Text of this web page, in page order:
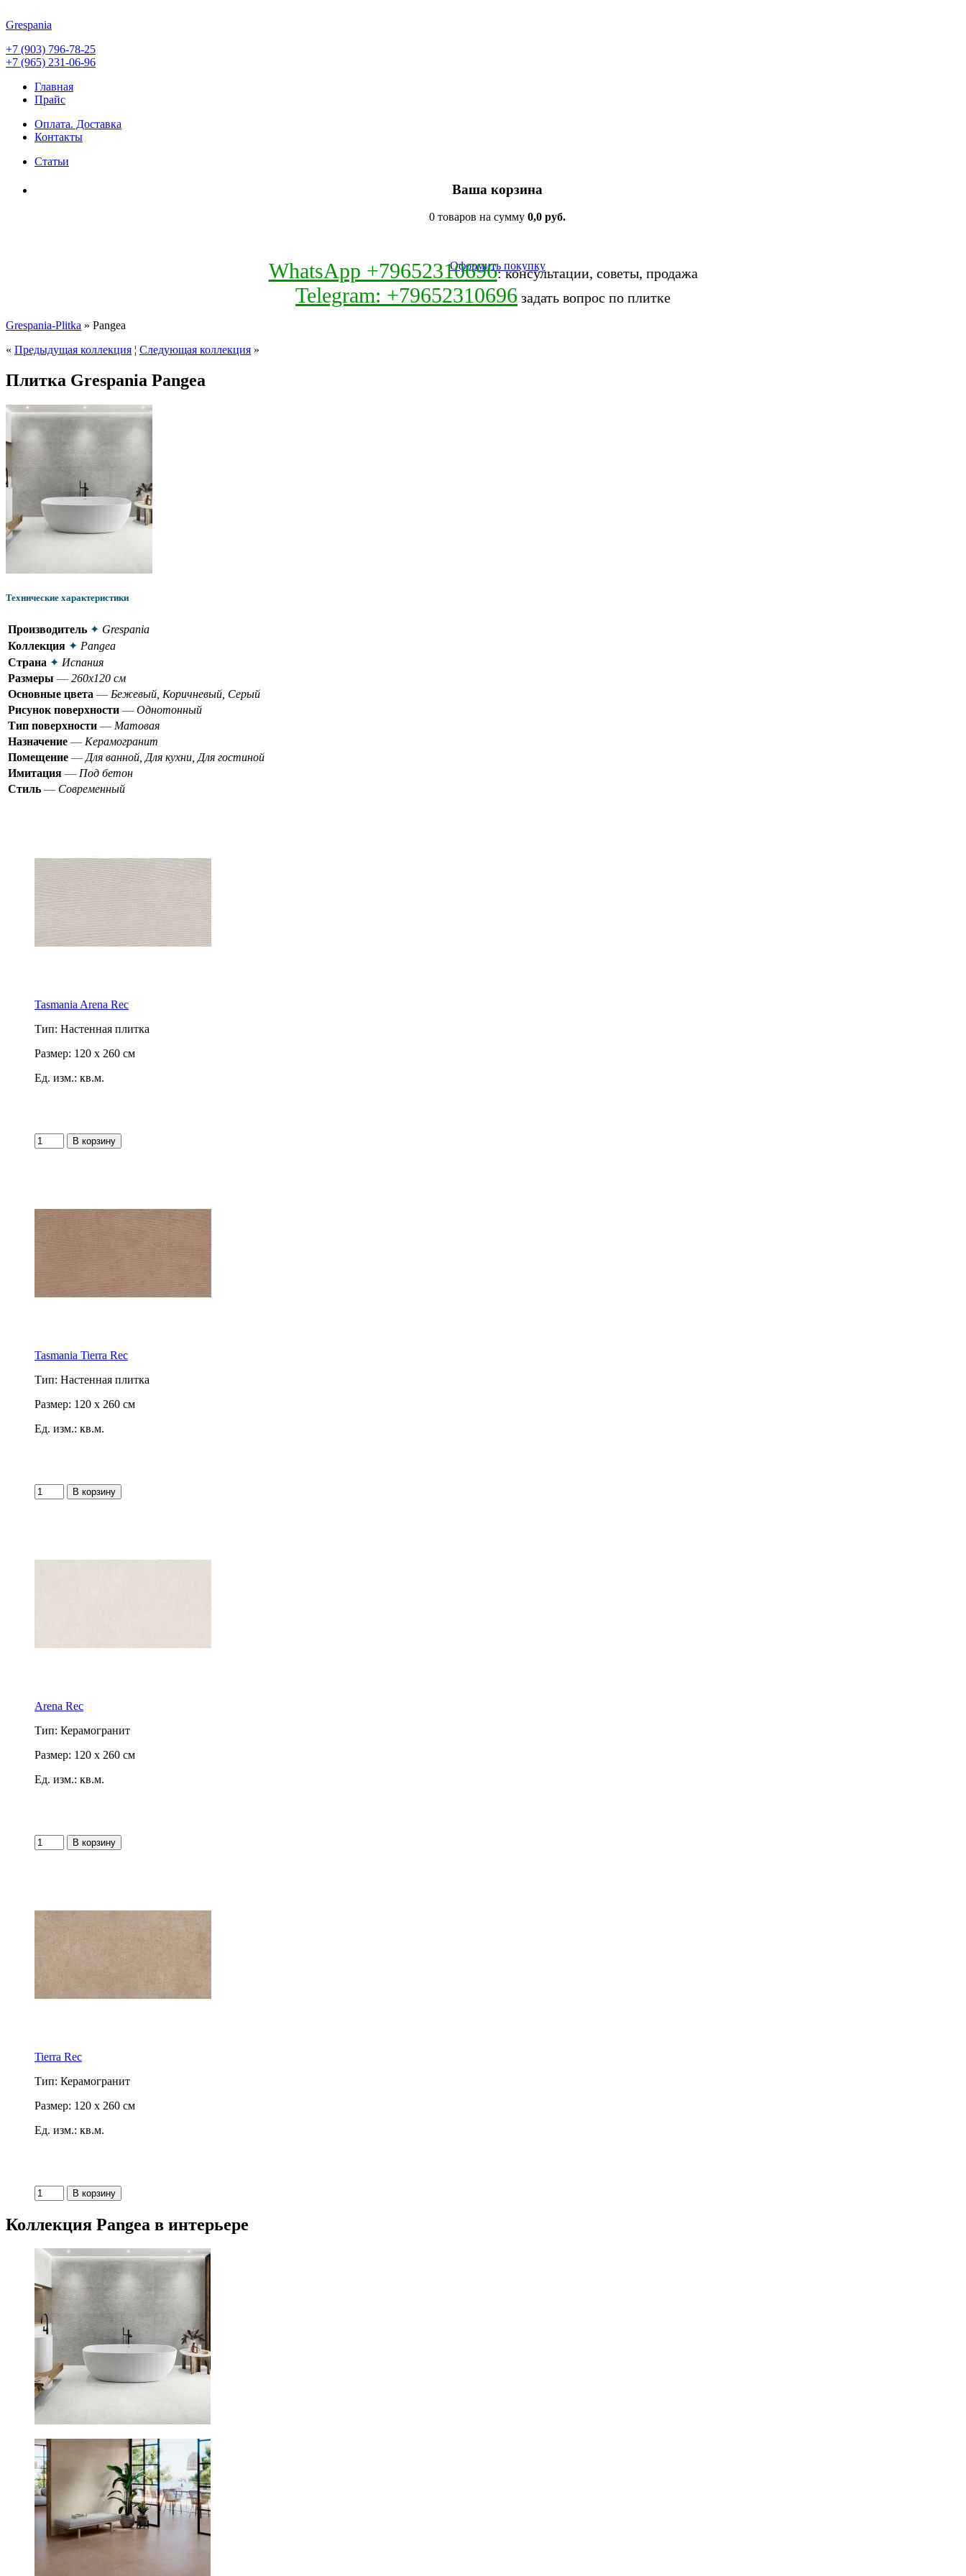
Grespania
+7 (903) 796-78-25
+7 (965) 231-06-96
Главная
Прайс
Оплата. Доставка
Контакты
Статьи
Ваша корзина
0 товаров на сумму 0,0 руб.
Оформить покупку
WhatsApp +79652310696: консультации, советы, продажа
Telegram: +79652310696 задать вопрос по плитке
Grespania-Plitka » Pangea
« Предыдущая коллекция ¦ Следующая коллекция »
Плитка Grespania Pangea
Технические характеристики
Производитель ✦ Grespania
Коллекция ✦ Pangea
Страна ✦ Испания
Размеры — 260х120 см
Основные цвета — Бежевый, Коричневый, Серый
Рисунок поверхности — Однотонный
Тип поверхности — Матовая
Назначение — Керамогранит
Помещение — Для ванной, Для кухни, Для гостиной
Имитация — Под бетон
Стиль — Современный
Tasmania Arena Rec
Тип: Настенная плитка
Размер: 120 x 260 см
Ед. изм.: кв.м.
Tasmania Tierra Rec
Тип: Настенная плитка
Размер: 120 x 260 см
Ед. изм.: кв.м.
Arena Rec
Тип: Керамогранит
Размер: 120 x 260 см
Ед. изм.: кв.м.
Tierra Rec
Тип: Керамогранит
Размер: 120 x 260 см
Ед. изм.: кв.м.
Коллекция Pangea в интерьере